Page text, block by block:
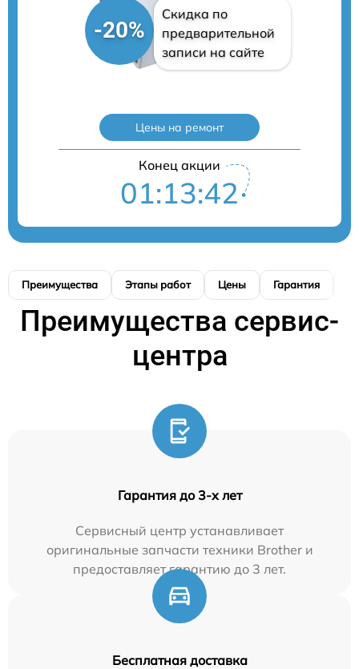
-20%
Скидка по
предварительной
записи на сайте
Цены на ремонт
Конец акции
01:13:40
Преимущества Этапы работ Цены Гарантия
Преимущества сервис-
центра
Гарантия до 3-х лет
Сервисный центр устанавливает
оригинальные запчасти техники Brother и
предоставляет гарантию до 3 лет.
Бесплатная доставка